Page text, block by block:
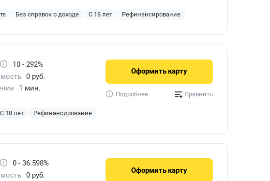
Без справок о доходе С 18 лет Рефинансирование
10 - 292%
0 руб.
1 мин.
С 18 лет Рефинансирование
Оформить карту
Подробнее Сравнить
0 - 36.598%
0 руб.
Оформить карту